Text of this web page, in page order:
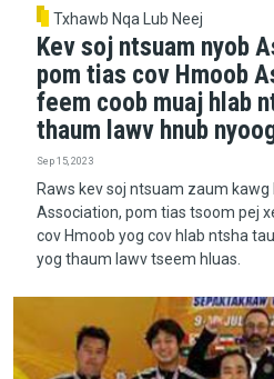
Txhawb Nqa Lub Neej
Kev soj ntsuam nyob
pom tias cov Hmoob
feem coob muaj hlab
thaum lawv hnub
Sep 15, 2023
Raws kev soj ntsuam zaum
Association, pom tias tsoom pej
cov Hmoob yog cov hlab ntsha
yog thaum lawv tseem hluas.